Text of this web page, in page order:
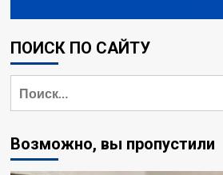
ПОИСК ПО САЙТУ
Возможно, вы пропустили